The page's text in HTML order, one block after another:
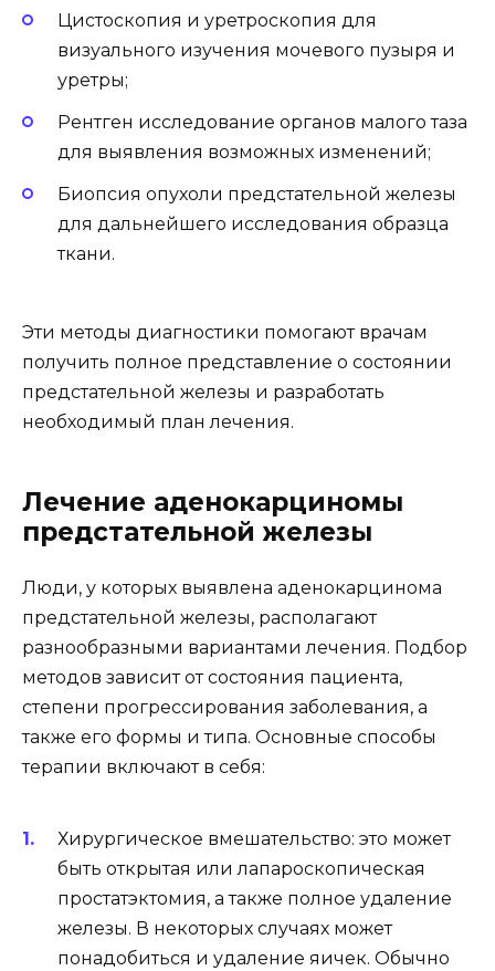
Цистоскопия и уретроскопия для
визуального изучения мочевого пузыря и
уретры;
Рентген исследование органов малого таза
для выявления возможных изменений;
Биопсия опухоли предстательной железы
для дальнейшего исследования образца
ткани.
Эти методы диагностики помогают врачам
получить полное представление о состоянии
предстательной железы и разработать
необходимый план лечения.
Лечение аденокарциномы
предстательной железы
Люди, у которых выявлена аденокарцинома
предстательной железы, располагают
разнообразными вариантами лечения. Подбор
методов зависит от состояния пациента,
степени прогрессирования заболевания, а
также его формы и типа. Основные способы
терапии включают в себя:
Хирургическое вмешательство: это может
быть открытая или лапароскопическая
простатэктомия, а также полное удаление
железы. В некоторых случаях может
понадобиться и удаление яичек. Обычно